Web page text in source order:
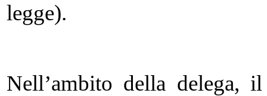
legge).
Nell’ambito della delega,